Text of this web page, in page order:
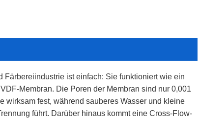
ist einfach: Sie funktioniert wie ein
Membran. Die Poren der Membran sind nur 0,001
wirksam fest, während sauberes Wasser und kleine
führt. Darüber hinaus kommt eine Cross-Flow-